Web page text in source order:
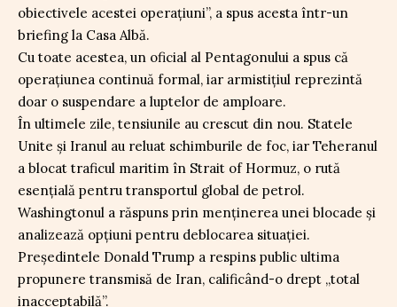
obiectivele acestei operațiuni”, a spus acesta într-un
briefing la Casa Albă.
Cu toate acestea, un oficial al Pentagonului a spus că
operațiunea continuă formal, iar armistițiul reprezintă
doar o suspendare a luptelor de amploare.
În ultimele zile, tensiunile au crescut din nou. Statele
Unite și Iranul au reluat schimburile de foc, iar Teheranul
a blocat traficul maritim în Strait of Hormuz, o rută
esențială pentru transportul global de petrol.
Washingtonul a răspuns prin menținerea unei blocade și
analizează opțiuni pentru deblocarea situației.
Președintele Donald Trump a respins public ultima
propunere transmisă de Iran, calificând-o drept „total
inacceptabilă”.